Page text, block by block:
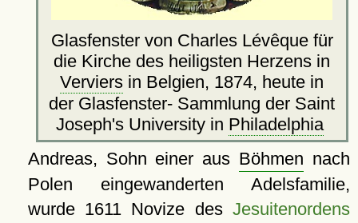
Glasfenster von Charles Lévêque für
die Kirche des heiligsten Herzens in
Verviers in Belgien, 1874, heute in
der Glasfenster- Sammlung der Saint
Joseph's University in Philadelphia
Andreas, Sohn einer aus Böhmen nach
Polen eingewanderten Adelsfamilie,
wurde 1611 Novize des Jesuitenordens